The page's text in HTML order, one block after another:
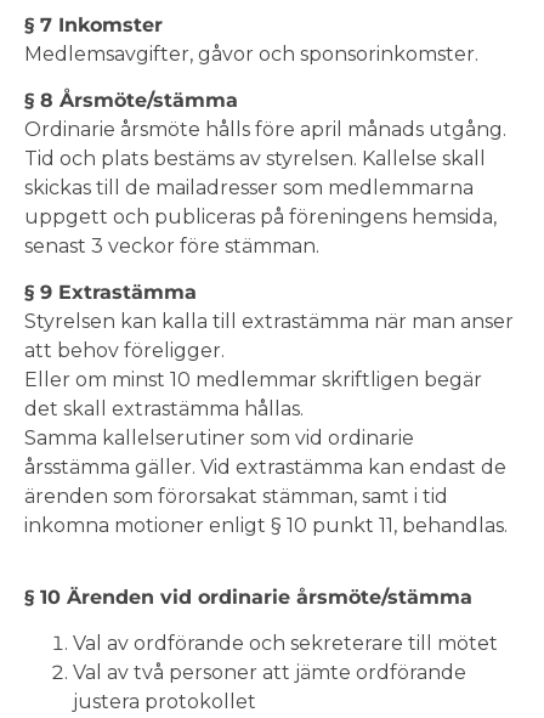
§ 7 Inkomster
Medlemsavgifter, gåvor och sponsorinkomster.
§ 8 Årsmöte/stämma
Ordinarie årsmöte hålls före april månads utgång.
Tid och plats bestäms av styrelsen. Kallelse skall
skickas till de mailadresser som medlemmarna
uppgett och publiceras på föreningens hemsida,
senast 3 veckor före stämman.
§ 9 Extrastämma
Styrelsen kan kalla till extrastämma när man anser
att behov föreligger.
Eller om minst 10 medlemmar skriftligen begär
det skall extrastämma hållas.
Samma kallelserutiner som vid ordinarie
årsstämma gäller. Vid extrastämma kan endast de
ärenden som förorsakat stämman, samt i tid
inkomna motioner enligt § 10 punkt 11, behandlas.
§ 10 Ärenden vid ordinarie årsmöte/stämma
Val av ordförande och sekreterare till mötet
Val av två personer att jämte ordförande
justera protokollet